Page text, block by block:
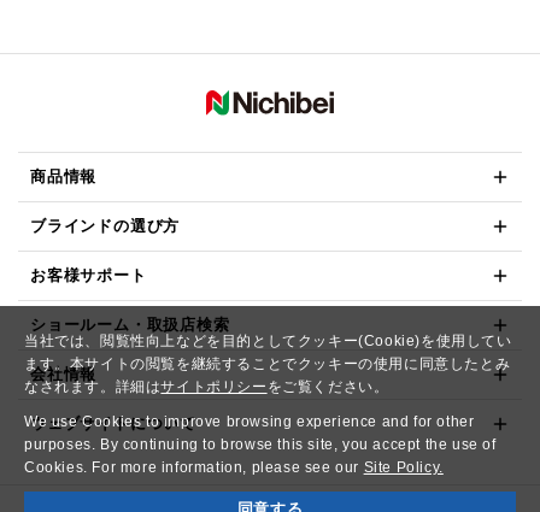
当社では、閲覧性向上などを目的としてクッキー(Cookie)を使用してい
ます。本サイトの閲覧を継続することでクッキーの使用に同意したとみ
なされます。詳細はサイトポリシー をご覧ください。
We use Cookies to improve browsing experience and for other
purposes. By continuing to browse this site, you accept the use of
Cookies. For more information, please see our Site Policy.
商品情報
ブラインドの選び方
お客様サポート
ショールーム・取扱店検索
会社情報
ウェブサイトについて